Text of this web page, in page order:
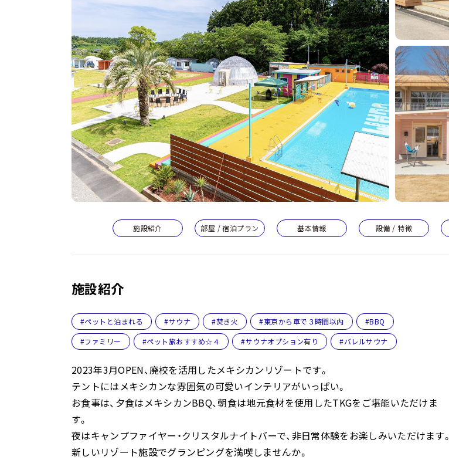
施設紹介 部屋 / 宿泊プラン 基本情報 設備 / 特徴
施設紹介
#ペットと泊まれる #サウナ #焚き火 #東京から車で３時間以内
#BBQ
#ファミリー
#ペット旅おすすめ☆４ #サウナオプション有り #バレルサウナ
2023年3月OPEN、廃校を活用したメキシカンリゾートです。
テントにはメキシカンな雰囲気の可愛いインテリアがいっぱい。
お食事は、夕食はメキシカンBBQ、朝食は地元食材を使用したTKGをご堪能いただけま
す。
夜はキャンプファイヤー・クリスタルナイトバーで、非日常体験をお楽しみいただけます。
新しいリゾート施設でグランピングを満喫しませんか。